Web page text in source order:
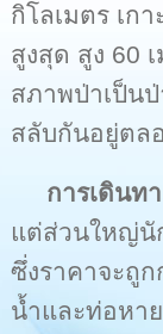
กิโลเมตร เก
สูงสุด สูง 60
สภาพป่าเป็น
สลับกันอยู่ตล
การเดินท
แต่ส่วนใหญ่นั
ซึ่งราคาจะถู
น้ำและท่อหา